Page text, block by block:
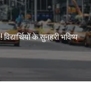
के सुनहरी भविष्य